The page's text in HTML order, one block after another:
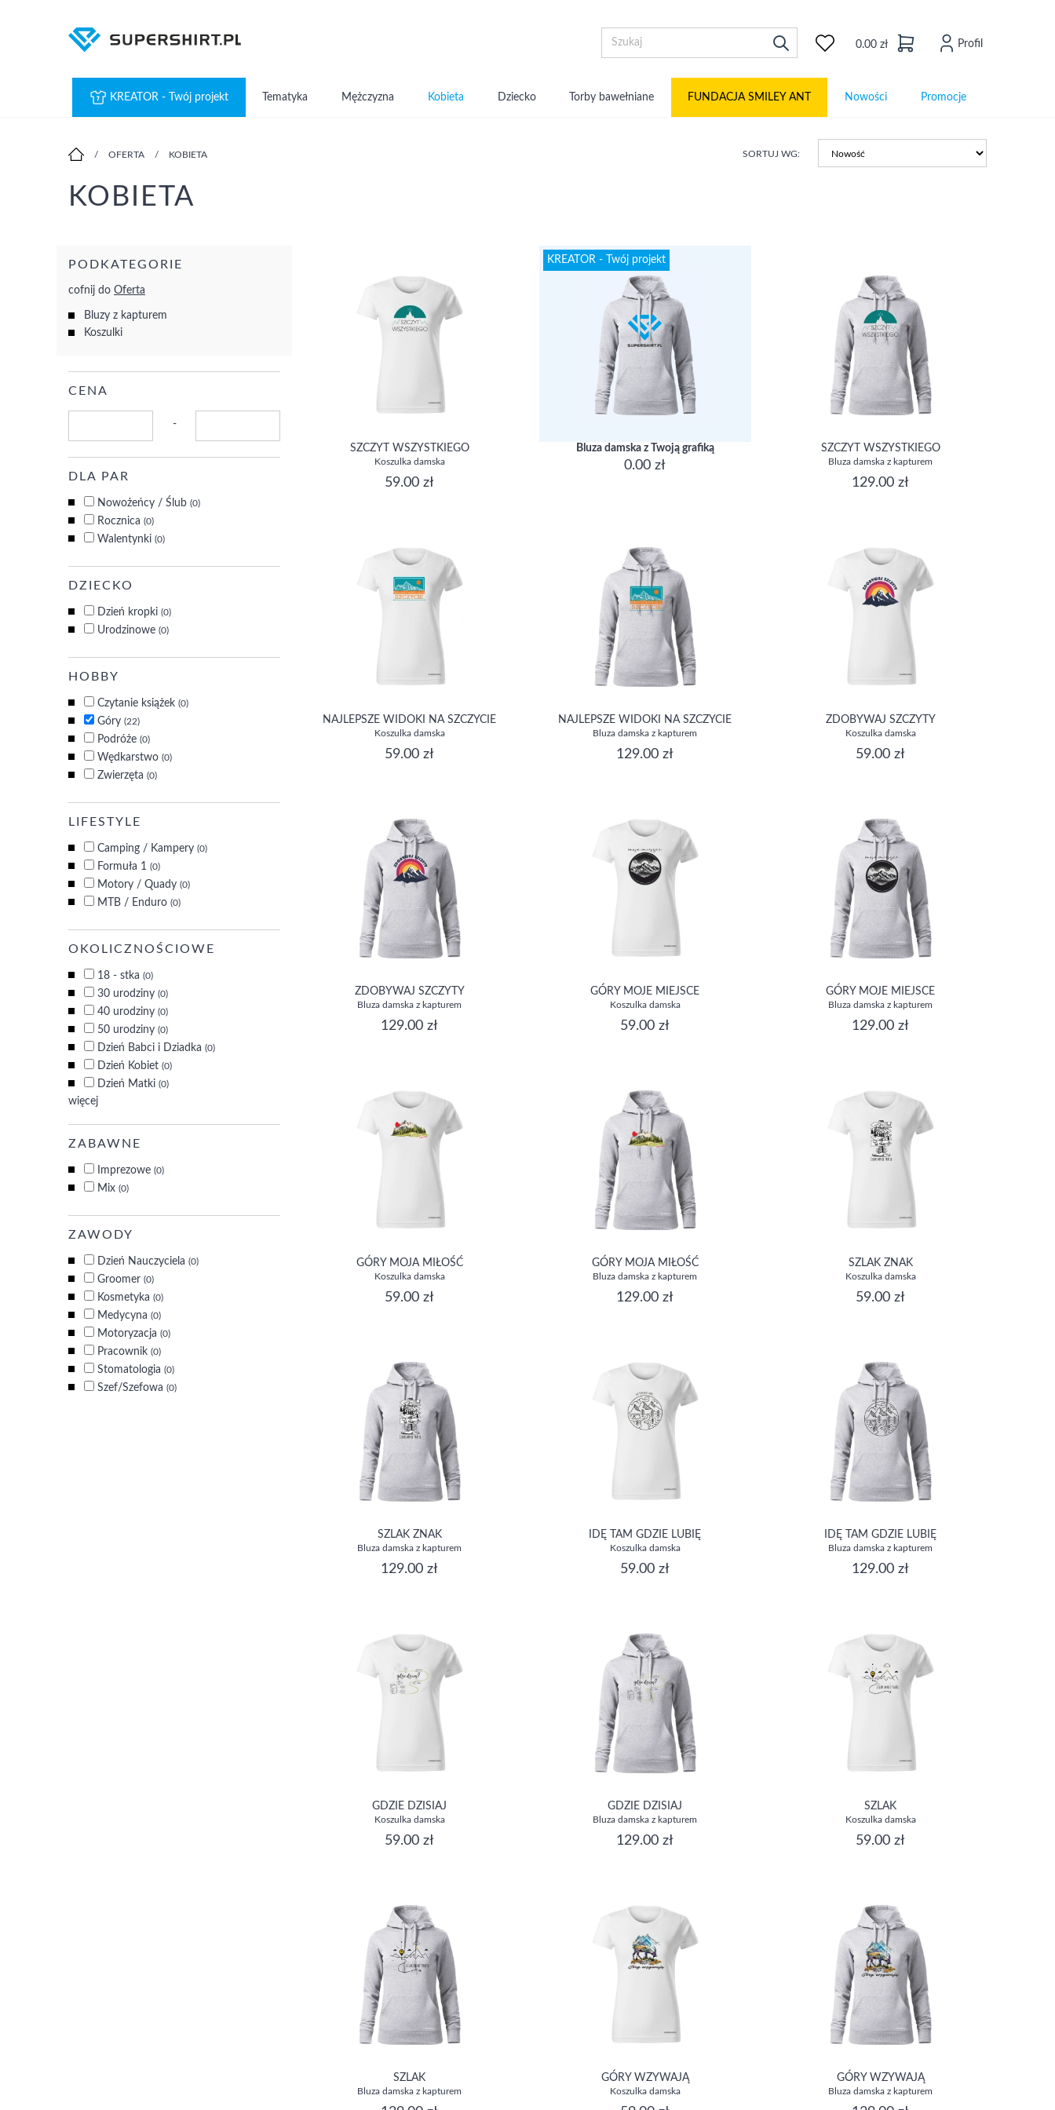
0.00 zł Profil
KREATOR - Twój projekt Tematyka Mężczyzna Kobieta Dziecko Torby bawełniane FUNDACJA SMILEY ANT Nowości Promocje
/ OFERTA / KOBIETA SORTUJ WG:
KOBIETA
PODKATEGORIE
cofnij do Oferta
Bluzy z kapturem
Koszulki
CENA
-
DLA PAR
Nowożeńcy / Ślub (0)
Rocznica (0)
Walentynki (0)
DZIECKO
Dzień kropki (0)
Urodzinowe (0)
HOBBY
Czytanie książek (0)
Góry (22)
Podróże (0)
Wędkarstwo (0)
Zwierzęta (0)
LIFESTYLE
Camping / Kampery (0)
Formuła 1 (0)
Motory / Quady (0)
MTB / Enduro (0)
OKOLICZNOŚCIOWE
18 - stka (0)
30 urodziny (0)
40 urodziny (0)
50 urodziny (0)
Dzień Babci i Dziadka (0)
Dzień Kobiet (0)
Dzień Matki (0)
więcej
ZABAWNE
Imprezowe (0)
Mix (0)
ZAWODY
Dzień Nauczyciela (0)
Groomer (0)
Kosmetyka (0)
Medycyna (0)
Motoryzacja (0)
Pracownik (0)
Stomatologia (0)
Szef/Szefowa (0)
SZCZYT WSZYSTKIEGO
Koszulka damska
59.00 zł
KREATOR - Twój projekt
Bluza damska z Twoją grafiką
0.00 zł
SZCZYT WSZYSTKIEGO
Bluza damska z kapturem
129.00 zł
NAJLEPSZE WIDOKI NA SZCZYCIE
Koszulka damska
59.00 zł
NAJLEPSZE WIDOKI NA SZCZYCIE
Bluza damska z kapturem
129.00 zł
ZDOBYWAJ SZCZYTY
Koszulka damska
59.00 zł
ZDOBYWAJ SZCZYTY
Bluza damska z kapturem
129.00 zł
GÓRY MOJE MIEJSCE
Koszulka damska
59.00 zł
GÓRY MOJE MIEJSCE
Bluza damska z kapturem
129.00 zł
GÓRY MOJA MIŁOŚĆ
Koszulka damska
59.00 zł
GÓRY MOJA MIŁOŚĆ
Bluza damska z kapturem
129.00 zł
SZLAK ZNAK
Koszulka damska
59.00 zł
SZLAK ZNAK
Bluza damska z kapturem
129.00 zł
IDĘ TAM GDZIE LUBIĘ
Koszulka damska
59.00 zł
IDĘ TAM GDZIE LUBIĘ
Bluza damska z kapturem
129.00 zł
GDZIE DZISIAJ
Koszulka damska
59.00 zł
GDZIE DZISIAJ
Bluza damska z kapturem
129.00 zł
SZLAK
Koszulka damska
59.00 zł
SZLAK
Bluza damska z kapturem
GÓRY WZYWAJĄ
Koszulka damska
GÓRY WZYWAJĄ
Bluza damska z kapturem